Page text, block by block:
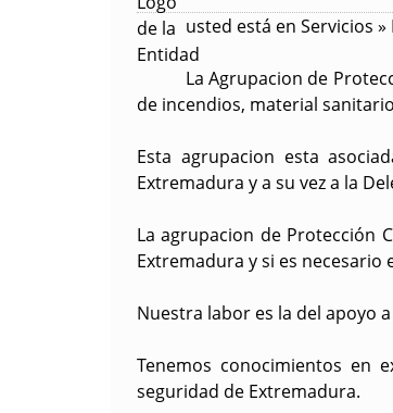
usted está en Servicios
LaAgrupacion de
de incendios, material
Esta agrupacion esta
Extremadura y a su vez a la
La agrupacion de Protección
Extremadura y si es necesario
Nuestra labor es la del apoyo
Tenemos conocimientos en
seguridad de Extremadura.